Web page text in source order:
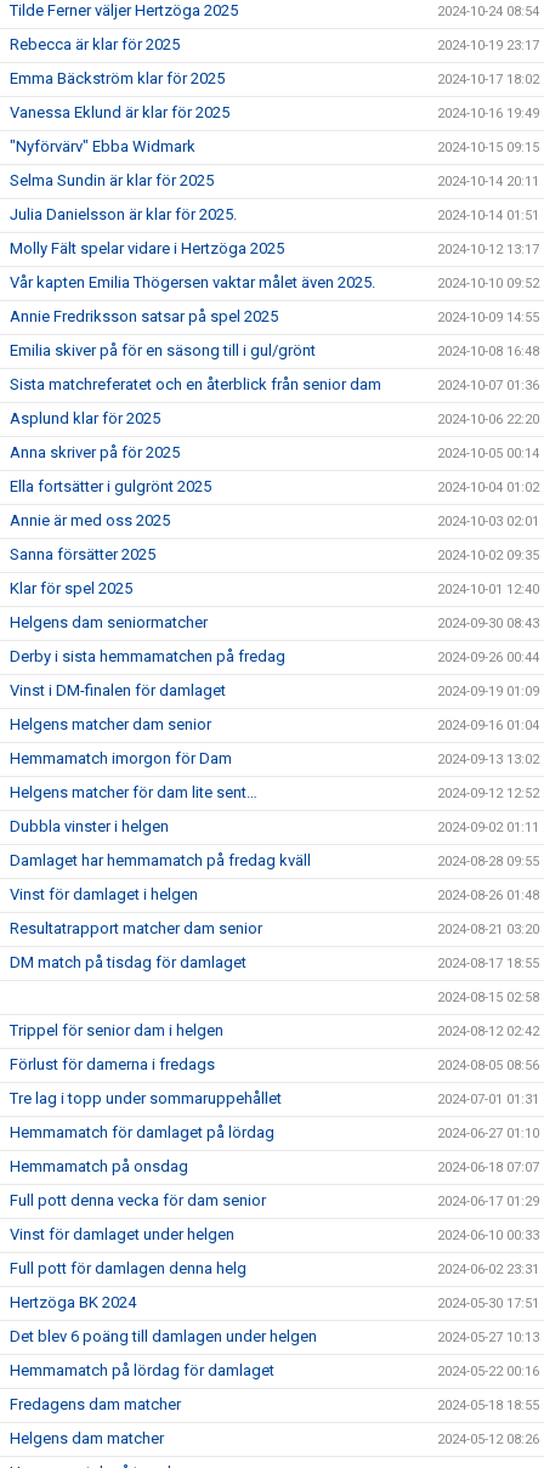
Tilde Ferner väljer Hertzöga 2025 2024-10-24 08:54
Rebecca är klar för 2025 2024-10-19 23:17
Emma Bäckström klar för 2025 2024-10-17 18:02
Vanessa Eklund är klar för 2025 2024-10-16 19:49
"Nyförvärv" Ebba Widmark 2024-10-15 09:15
Selma Sundin är klar för 2025 2024-10-14 20:11
Julia Danielsson är klar för 2025. 2024-10-14 01:51
Molly Fält spelar vidare i Hertzöga 2025 2024-10-12 13:17
Vår kapten Emilia Thögersen vaktar målet även 2025. 2024-10-10 09:52
Annie Fredriksson satsar på spel 2025 2024-10-09 14:55
Emilia skiver på för en säsong till i gul/grönt 2024-10-08 16:48
Sista matchreferatet och en återblick från senior dam 2024-10-07 01:36
Asplund klar för 2025 2024-10-06 22:20
Anna skriver på för 2025 2024-10-05 00:14
Ella fortsätter i gulgrönt 2025 2024-10-04 01:02
Annie är med oss 2025 2024-10-03 02:01
Sanna försätter 2025 2024-10-02 09:35
Klar för spel 2025 2024-10-01 12:40
Helgens dam seniormatcher 2024-09-30 08:43
Derby i sista hemmamatchen på fredag 2024-09-26 00:44
Vinst i DM-finalen för damlaget 2024-09-19 01:09
Helgens matcher dam senior 2024-09-16 01:04
Hemmamatch imorgon för Dam 2024-09-13 13:02
Helgens matcher för dam lite sent… 2024-09-12 12:52
Dubbla vinster i helgen 2024-09-02 01:11
Damlaget har hemmamatch på fredag kväll 2024-08-28 09:55
Vinst för damlaget i helgen 2024-08-26 01:48
Resultatrapport matcher dam senior 2024-08-21 03:20
DM match på tisdag för damlaget 2024-08-17 18:55
2024-08-15 02:58
Trippel för senior dam i helgen 2024-08-12 02:42
Förlust för damerna i fredags 2024-08-05 08:56
Tre lag i topp under sommaruppehållet 2024-07-01 01:31
Hemmamatch för damlaget på lördag 2024-06-27 01:10
Hemmamatch på onsdag 2024-06-18 07:07
Full pott denna vecka för dam senior 2024-06-17 01:29
Vinst för damlaget under helgen 2024-06-10 00:33
Full pott för damlagen denna helg 2024-06-02 23:31
Hertzöga BK 2024 2024-05-30 17:51
Det blev 6 poäng till damlagen under helgen 2024-05-27 10:13
Hemmamatch på lördag för damlaget 2024-05-22 00:16
Fredagens dam matcher 2024-05-18 18:55
Helgens dam matcher 2024-05-12 08:26